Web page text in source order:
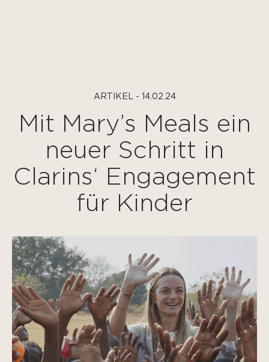
ARTIKEL - 14.02.24
Mit Mary’s Meals ein
neuer Schritt in
Clarins‘ Engagement
für Kinder